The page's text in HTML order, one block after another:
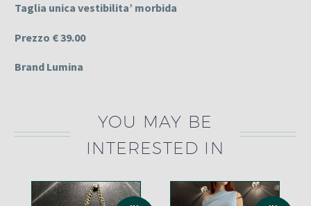
Taglia unica vestibilita’ morbida
Prezzo € 39.00
Brand Lumina
YOU MAY BE
INTERESTED IN